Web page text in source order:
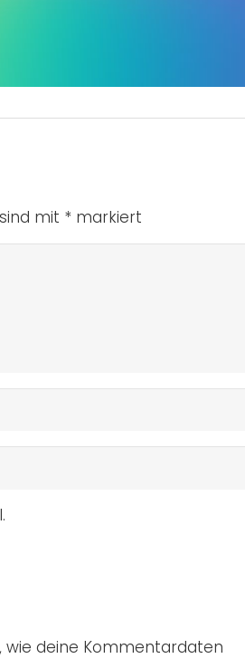
mit * markiert
wie deine Kommentardaten